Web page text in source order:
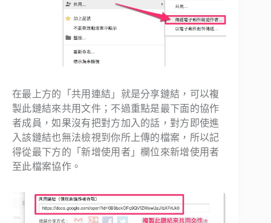
在最上方的「共用連結」就是分享鏈結，可以複
製此鏈結來共用文件；不過重點是最下面的協作
者成員，如果沒有把對方加入的話，對方即使進
入該鏈結也無法檢視到你所上傳的檔案，所以記
得從最下方的「新增使用者」欄位來新增使用者
至此檔案協作。